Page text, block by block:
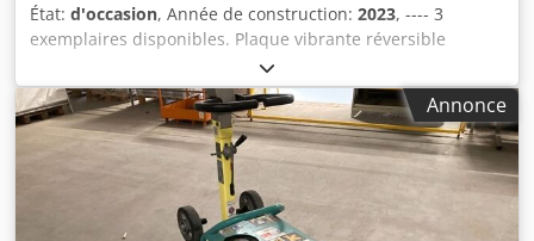
État: d'occasion, Année de construction: 2023, ---- 3
exemplaires disponibles. Plaque vibrante réversible
Ammann APR 40/60 N° d'équipement : 100563147 Année
de fabrication : 2023 Plaque vibrante réversible Ammann
APR 40/60 N° d'équipement : 100563148 Année de
fabrication : 2023 Caractéristiques : Credpfx Aqjzkzzbelef
Moteur : Hatz / Diesel Poids de la machine : 284 kg Largeur
de compactage : 600 mm
Annonce